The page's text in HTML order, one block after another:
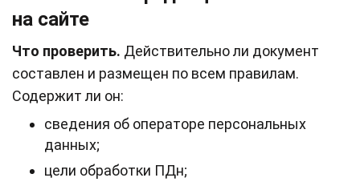
на сайте
Что проверить. Действительно ли документ
составлен и размещен по всем правилам.
Содержит ли он:
сведения об операторе персональных
данных;
цели обработки ПДн;